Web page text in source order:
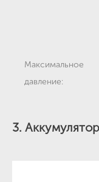
Максимальное
давление:
3.